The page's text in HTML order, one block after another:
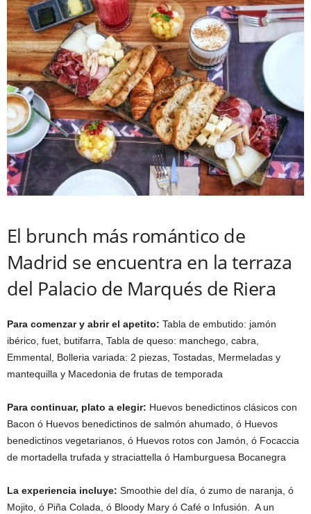
El brunch más romántico de
Madrid se encuentra en la terraza
del Palacio de Marqués de Riera
Para comenzar y abrir el apetito: Tabla de embutido: jamón
ibérico, fuet, butifarra, Tabla de queso: manchego, cabra,
Emmental, Bolleria variada: 2 piezas, Tostadas, Mermeladas y
mantequilla y Macedonia de frutas de temporada
Para continuar, plato a elegir: Huevos benedictinos clásicos con
Bacon ó Huevos benedictinos de salmón ahumado, ó Huevos
benedictinos vegetarianos, ó Huevos rotos con Jamón, ó Focaccia
de mortadella trufada y straciattella ó Hamburguesa Bocanegra
La experiencia incluye: Smoothie del día, ó zumo de naranja, ó
Mojito, ó Piña Colada, ó Bloody Mary ó Café o Infusión. A un